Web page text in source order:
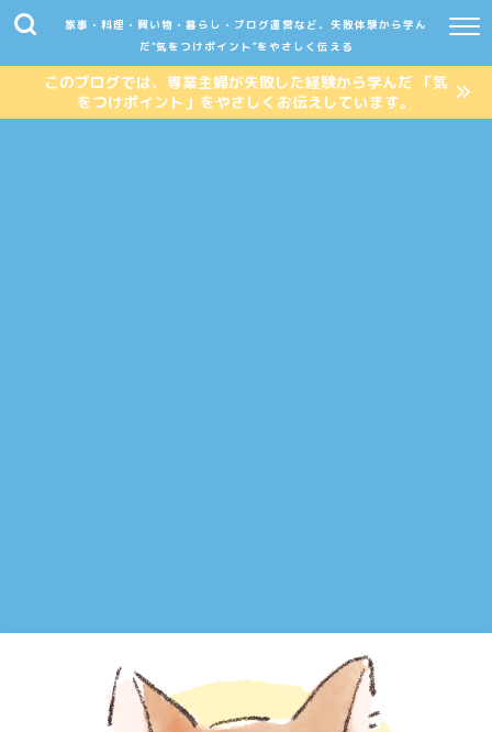
家事・料理・買い物・暮らし・ブログ運営など、失敗体験から学ん
だ“気をつけポイント”をやさしく伝える
このブログでは、専業主婦が失敗した経験から学んだ 「気
をつけポイント」をやさしくお伝えしています。